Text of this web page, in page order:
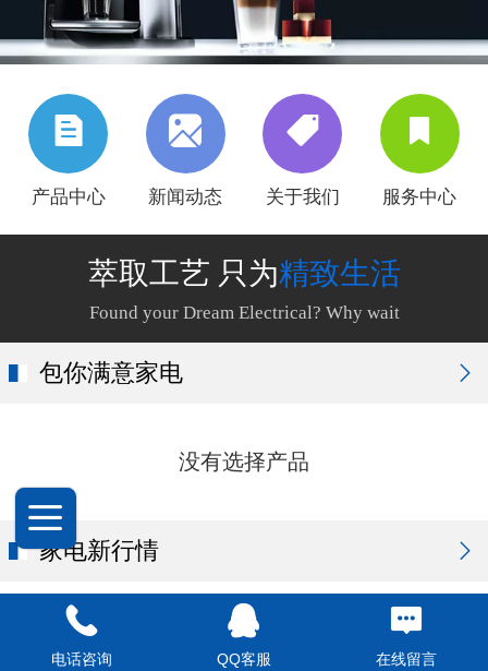
产品中心 新闻动态 关于我们 服务中心
萃取工艺 只为精致生活
Found your Dream Electrical? Why wait
包你满意家电
没有选择产品
家电新行情
电话咨询 QQ客服 在线留言